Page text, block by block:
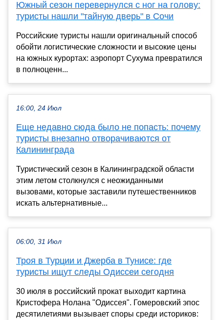
Южный сезон перевернулся с ног на голову:
туристы нашли "тайную дверь" в Сочи
Российские туристы нашли оригинальный способ
обойти логистические сложности и высокие цены
на южных курортах: аэропорт Сухума превратился
в полноценн...
16:00, 24 Июл
Еще недавно сюда было не попасть: почему
туристы внезапно отворачиваются от
Калининграда
Туристический сезон в Калининградской области
этим летом столкнулся с неожиданными
вызовами, которые заставили путешественников
искать альтернативные...
06:00, 31 Июл
Троя в Турции и Джерба в Тунисе: где
туристы ищут следы Одиссеи сегодня
30 июля в российский прокат выходит картина
Кристофера Нолана "Одиссея". Гомеровский эпос
десятилетиями вызывает споры среди историков: